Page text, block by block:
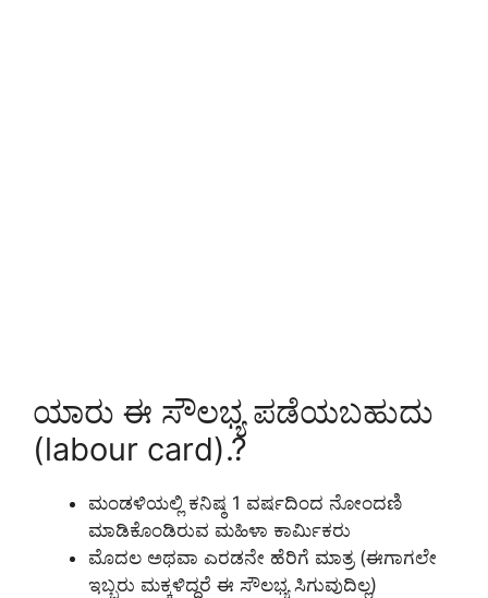
ಯಾರು ಈ ಸೌಲಭ್ಯ ಪಡೆಯಬಹುದು
(labour card).?
ಮಂಡಳಿಯಲ್ಲಿ ಕನಿಷ್ಠ 1 ವರ್ಷದಿಂದ ನೋಂದಣಿ
ಮಾಡಿಕೊಂಡಿರುವ ಮಹಿಳಾ ಕಾರ್ಮಿಕರು
ಮೊದಲ ಅಥವಾ ಎರಡನೇ ಹೆರಿಗೆ ಮಾತ್ರ (ಈಗಾಗಲೇ
ಇಬ್ಬರು ಮಕ್ಕಳಿದ್ದರೆ ಈ ಸೌಲಭ್ಯ ಸಿಗುವುದಿಲ್ಲ)